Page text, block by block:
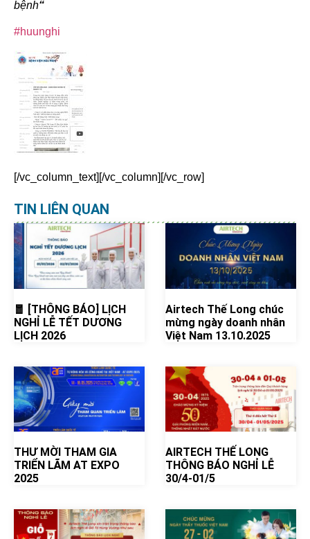
bệnh“
#huunghi
[/vc_column_text][/vc_column][/vc_row]
TIN LIÊN QUAN
🧧 [THÔNG BÁO] LỊCH
NGHỈ LỄ TẾT DƯƠNG
LỊCH 2026
Airtech Thế Long chúc
mừng ngày doanh nhân
Việt Nam 13.10.2025
THƯ MỜI THAM GIA
TRIỂN LÃM AT EXPO
2025
AIRTECH THẾ LONG
THÔNG BÁO NGHỈ LỄ
30/4-01/5